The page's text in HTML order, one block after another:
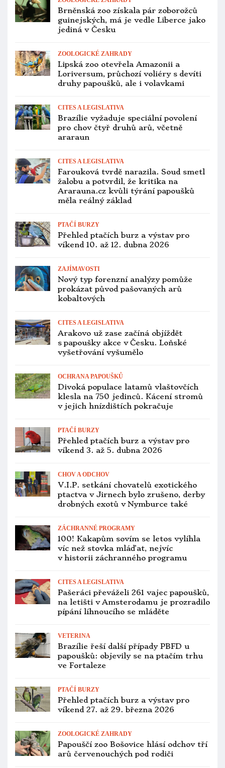
Na ptačí chřipku můžete narazit i na
výletu. Vlastní zkušenost z
Pardubicka
Statistika CITES: Ara hyacintový je už
třetím nejčastěji chovaným druhem
ary s povinnou registrací v Česku
Na ptačí chřipku nám uhynuli pelikáni,
kolpík, ale taky bažant Edwardsův,
říká mluvčí pražské zoo
Vedení pražské zoo se ujala nová
ředitelka Lenka Poliaková, po 16
letech vystřídala Miroslava Bobka
Nebyl to váš papoušek? V Prosenicích
u Přerova našli na zahradě uhynulého
aru araraunu s kroužkem
Přehled ptačích burz a výstav pro
víkend 28. února až 1. března 2026
odchované v belgické zoo Pairi Daiza
je samice. Pojmenovali ji Perla podle
filmu Rio
V.I.P. setkání chovatelů exotů
v Jirnech se letos zaměří na
mimořádné odchovy Zoo Zlín nebo
papoušíčky
CITES A LEGISLATIVA
Za vykácení lesa, kde žili kakaduové
bělouší, padla v Austrálii pokuta
VÝSTAVNÍ PTÁCI
Ohlédnutí za světovým šampionátem
C.O.M. 2026: z 45 českých medailí jich
PTAČÍ BURZY
Přehled ptačích burz a výstav pro
víkend 20. až 22. února 2026
ZOOLOGICKÉ ZAHRADY
Zoo Praha obnovuje chov amazoňanů
šedohlavých, dovezla si pár z vídeňské
zoo
CITES A LEGISLATIVA
Pašerák zamotal aru hyacintového do
pletiva. Zachráněný papoušek nakonec
uhynul
ZÁCHRANNÉ PROGRAMY
První mládě kakapa sovího po čtyřech
letech se vylíhlo na Valentýna. Už má
VÝZKUM INTELIGENCE PAPOUŠKŮ
Papoušci používají podobnou větnou